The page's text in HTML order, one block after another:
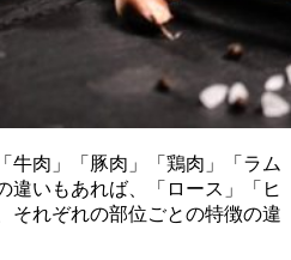
牛肉」「豚肉」「鶏肉」「ラム
違いもあれば、「ロース」「ヒ
それぞれの部位ごとの特徴の違